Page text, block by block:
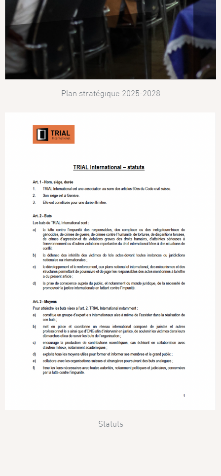
Plan stratégique 2025-2028
Statuts